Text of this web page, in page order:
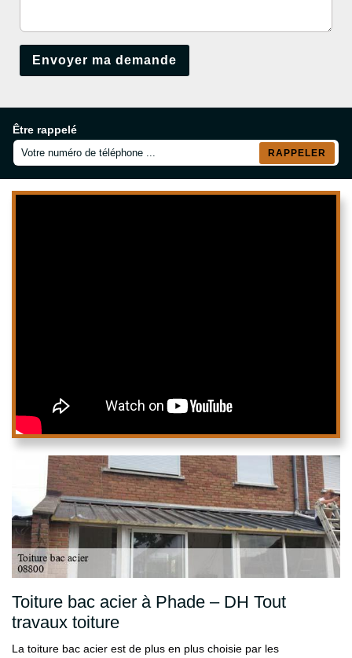
Être rappelé
Toiture bac acier à Phade – DH Tout
travaux toiture
La toiture bac acier est de plus en plus choisie par les